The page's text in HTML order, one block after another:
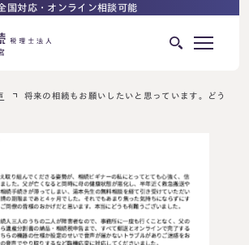
国対応・オンライン相談可能
方へ
ついて
将来の相続もお願いしたいと思っています。どうぞよ